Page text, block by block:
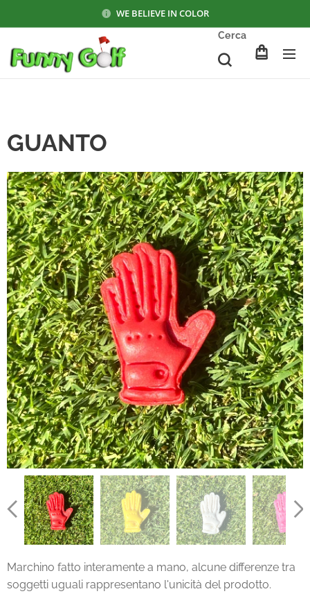
WE BELIEVE IN COLOR
Cerca
GUANTO
Marchino fatto interamente a mano, alcune differenze tra
soggetti uguali rappresentano l'unicità del prodotto.